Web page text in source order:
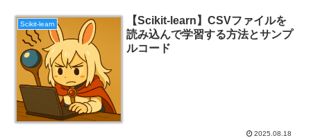
Scikit-learn
【Scikit-learn】CSVファイルを
読み込んで学習する方法とサンプ
ルコード
2025.08.18